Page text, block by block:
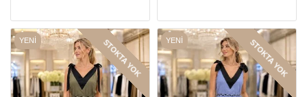
YENI STOKTA YOK YENI STOKTA YOK